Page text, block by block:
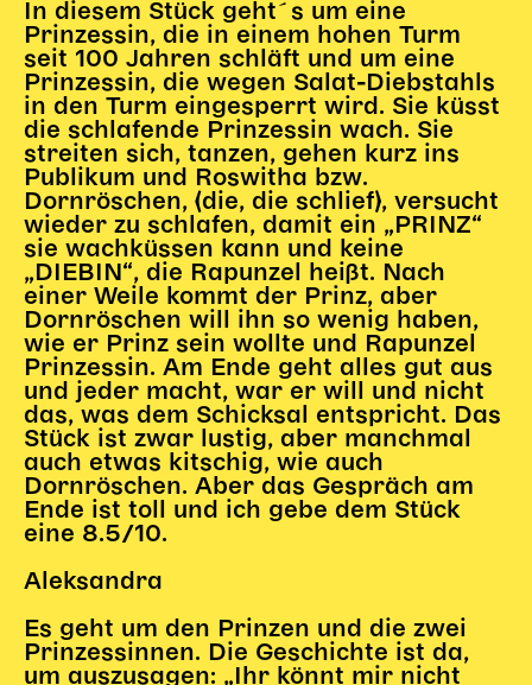
In diesem Stück geht´s um eine
Prinzessin, die in einem hohen Turm
seit 100 Jahren schläft und um eine
Prinzessin, die wegen Salat-Diebstahls
in den Turm eingesperrt wird. Sie küsst
die schlafende Prinzessin wach. Sie
streiten sich, tanzen, gehen kurz ins
Publikum und Roswitha bzw.
Dornröschen, (die, die schlief), versucht
wieder zu schlafen, damit ein „PRINZ“
sie wachküssen kann und keine
„DIEBIN“, die Rapunzel heißt. Nach
einer Weile kommt der Prinz, aber
Dornröschen will ihn so wenig haben,
wie er Prinz sein wollte und Rapunzel
Prinzessin. Am Ende geht alles gut aus
und jeder macht, war er will und nicht
das, was dem Schicksal entspricht. Das
Stück ist zwar lustig, aber manchmal
auch etwas kitschig, wie auch
Dornröschen. Aber das Gespräch am
Ende ist toll und ich gebe dem Stück
eine 8.5/10.
Aleksandra
Es geht um den Prinzen und die zwei
Prinzessinnen. Die Geschichte ist da,
um auszusagen: „Ihr könnt mir nicht